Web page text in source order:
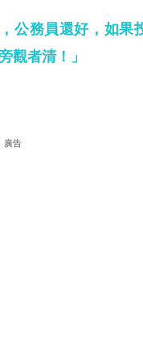
公務員還好，如果
觀者清！」
廣告